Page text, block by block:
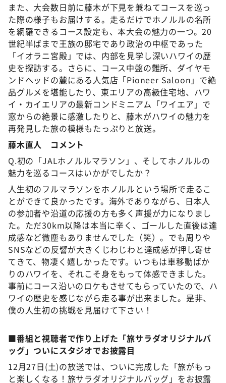
また、大会数日前に藤木が下見を兼ねてコースを巡っ
た際の様子もお届けする。走るだけでホノルルの名所
を網羅できるコース設定も、本大会の魅力の一つ。20
世紀半ばまで王族の邸宅であり政治の中枢であった
「イオラニ宮殿」では、内部を見学し深いハワイの歴
史を探訪する。さらに、コース中盤の難所、ダイヤモ
ンドヘッドの麓にある人気店「Pioneer Saloon」で絶
品グルメを堪能したり、東エリアの高級住宅地、ハワ
イ・カイエリアの最新コンドミニアム「ワイエア」で
窓からの絶景に感激したりと、藤木がハワイの魅力を
再発見した旅の模様もたっぷりと放送。
藤木直人 コメント
Q.初の「JALホノルルマラソン」、そしてホノルルの
魅力を巡るコースはいかがでしたか？
人生初のフルマラソンをホノルルという場所で走るこ
とができて良かったです。海外でありながら、日本人
の参加者や沿道の応援の方も多く声援が力になりまし
た。ただ30km以降は本当に辛く、ゴールした直後は達
成感など微塵もありませんでした（笑）。でも周りや
SNSなどの反響が大きくじわじわと達成感が押し寄せ
てきて、物凄く嬉しかったです。いつもは車移動ばか
りのハワイを、それこそ身をもって体感できました。
事前にコース沿いのロケもさせてもらっていたので、ハ
ワイの歴史を感じながら走る事が出来ました。是非、
僕の人生初の挑戦を見届けて下さい！
■番組と視聴者で作り上げた「旅サラダオリジナルバ
ッグ」ついにスタジオでお披露目
12月27日(土)の放送では、ついに完成した「旅がもっ
と楽しくなる！旅サラダオリジナルバッグ」をお披露